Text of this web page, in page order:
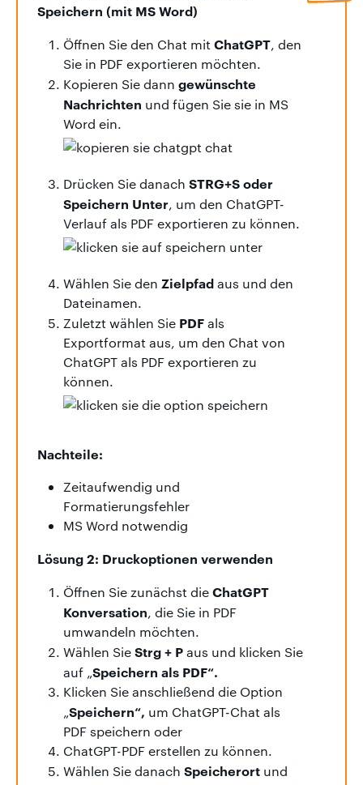
Speichern (mit MS Word)
Öffnen Sie den Chat mit ChatGPT, den
Sie in PDF exportieren möchten.
Kopieren Sie dann gewünschte
Nachrichten und fügen Sie sie in MS
Word ein.
Drücken Sie danach STRG+S oder
Speichern Unter, um den ChatGPT-
Verlauf als PDF exportieren zu können.
Wählen Sie den Zielpfadaus und den
Dateinamen.
Zuletzt wählen Sie PDFals
Exportformat aus, um den Chat von
ChatGPT als PDF exportieren zu
können.
Nachteile:
Zeitaufwendig und
Formatierungsfehler
MS Word notwendig
Lösung 2: Druckoptionen verwenden
Öffnen Sie zunächst dieChatGPT
Konversation, die Sie in PDF
umwandeln möchten.
Wählen SieStrg + Paus und klicken Sie
auf „Speichern als PDF“.
Klicken Sie anschließend die Option
„Speichern“, um ChatGPT-Chat als
PDF speichern oder
ChatGPT-PDF erstellen zu können.
Wählen Sie danach Speicherort und